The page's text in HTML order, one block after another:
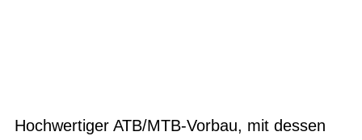
Hochwertiger ATB/MTB-Vorbau, mit dessen